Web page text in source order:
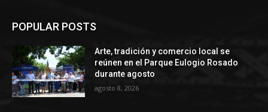
POPULAR POSTS
Arte, tradición y comercio local se
reúnen en el Parque Eulogio Rosado
durante agosto
agosto 8, 2026